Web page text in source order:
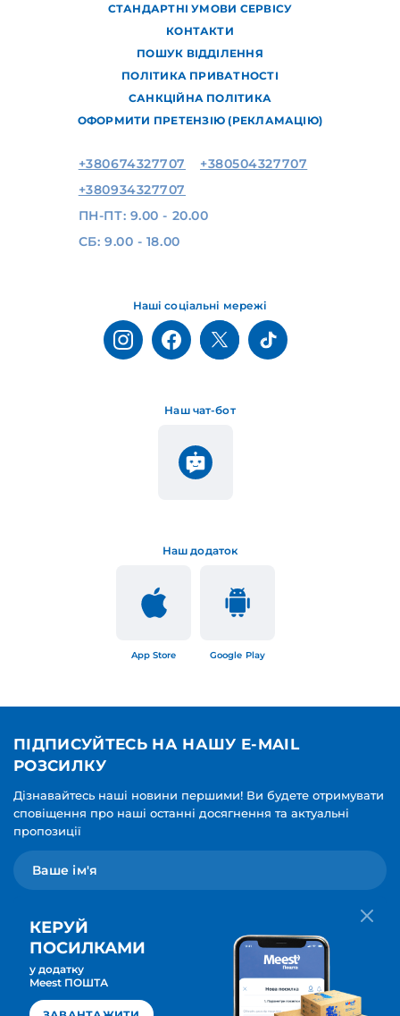
СТАНДАРТНІ УМОВИ СЕРВІСУ
КОНТАКТИ
ПОШУК ВІДДІЛЕННЯ
ПОЛІТИКА ПРИВАТНОСТІ
САНКЦІЙНА ПОЛІТИКА
ОФОРМИТИ ПРЕТЕНЗІЮ (РЕКЛАМАЦІЮ)
Наш додаток
App Store Google Play
Наш чат-бот
Наші соціальні мережі
+380674327707
+380504327707
+380934327707
ПН-ПТ: 9.00 - 20.00
СБ: 9.00 - 18.00
ПІДПИСУЙТЕСЬ НА НАШУ E-MAIL
РОЗСИЛКУ
Дізнавайтесь наші новини першими! Ви будете отримувати
сповіщення про наші останні досягнення та актуальні
пропозиції
Мова для вашої розсилки
Українська
ПІДПИСАТИСЯ
КЕРУЙ
ПОСИЛКАМИ
у додатку
Meest ПОШТА